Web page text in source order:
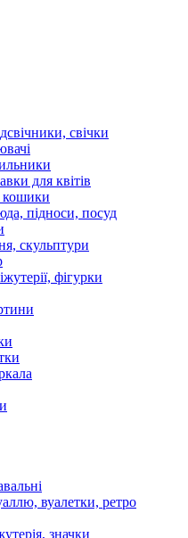
свічки
для квітів
кошики
підноси, посуд
скульптури
фігурки
вуалетки, ретро
значки